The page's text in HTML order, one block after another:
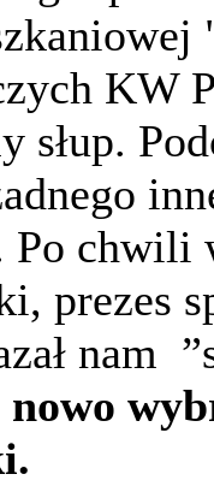
KW
słup.
chwili
prezes
nam